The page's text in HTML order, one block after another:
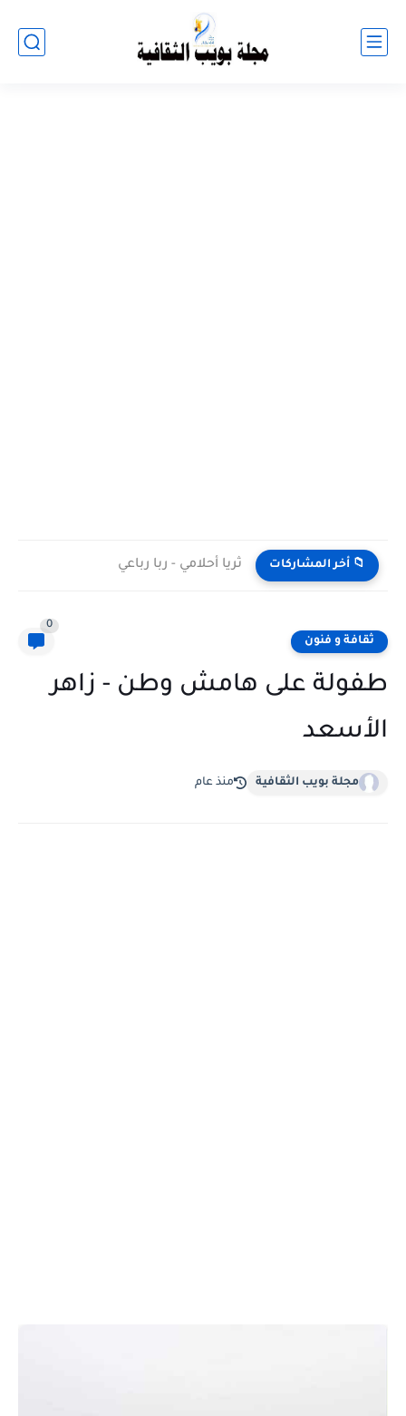
📁 أخر المشاركات ثريا أحلامي - ربا رباعي
ثقافة و فنون
0
طفولة على هامش وطن - زاهر
الأسعد
مجلة بويب الثقافية منذ عام